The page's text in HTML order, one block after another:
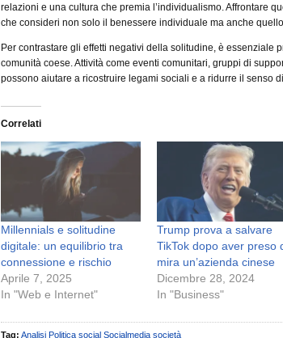
relazioni e una cultura che premia l’individualismo. Affrontare
che consideri non solo il benessere individuale ma anche
Per contrastare gli effetti negativi della solitudine, è essenziale
comunità coese. Attività come eventi comunitari, gruppi di
possono aiutare a ricostruire legami sociali e a ridurre il senso
Correlati
Millennials e solitudine
digitale: un equilibrio tra
connessione e rischio
Aprile 7, 2025
In "Web e Internet"
Trump prova a salvare
TikTok dopo aver preso
mira un’azienda cinese
Dicembre 28, 2024
In "Business"
Tag: Analisi Politica social Socialmedia società